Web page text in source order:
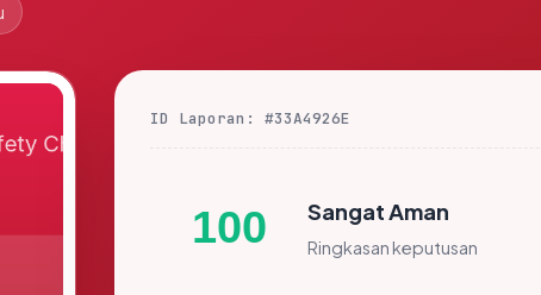
ID Laporan: #33A4926E
100 Sangat Aman
Ringkasan keputusan